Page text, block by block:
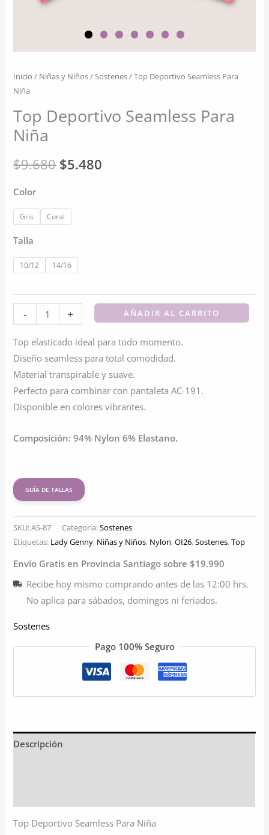
Inicio / Niñas y Niños/Sostenes/ Top Deportivo Seamless Para
Niña
Top Deportivo Seamless Para
Niña
$9.680 El
original
$9.680.
$5.480
Color
Gris Coral
Talla
10/12 14/16
-
Deportivo
Seamless
Para
Niña
cantidad
+ AÑADIR AL CARRITO
Top elasticado ideal para todo momento.
Diseño seamless para total comodidad.
Material transpirable y suave.
Perfecto para combinar con pantaleta AC-191.
Disponible en colores vibrantes.
Composición: 94% Nylon 6% Elastano.
GUÍA DE TALLAS
SKU:AS-87 Categoría:Sostenes
Etiquetas: Lady Genny, Niñas y Niños, Nylon,OI26,Sostenes,Top
Envío Gratis en Provincia Santiago sobre $19.990
Recibe hoy mismo comprando antes de las 12:00 hrs.
No aplica para sábados, domingos ni feriados.
Sostenes
Pago 100% Seguro
Descripción
Top Deportivo Seamless Para Niña